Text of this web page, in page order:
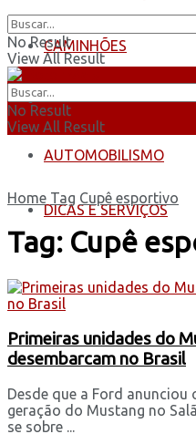
CAMINHÕES
ÔNIBUS
AUTOMOBILISMO
DICAS E SERVIÇOS
No Result
View All Result
No Result
View All Result
Home Tag Cupê esportivo
Tag: Cupê
Primeiras unidades do
desembarcam no Brasil
Desde que a Ford
geração do Mustang no
se sobre ...